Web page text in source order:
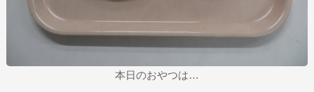
本日のおやつは…